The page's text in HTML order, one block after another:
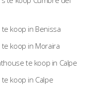
te koop in Benissa
te koop in Moraira
te koop in Calpe
te koop in Calpe